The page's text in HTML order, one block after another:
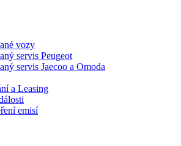
vozy
servis Peugeot
servis Jaecoo a Omoda
a Leasing
emisí